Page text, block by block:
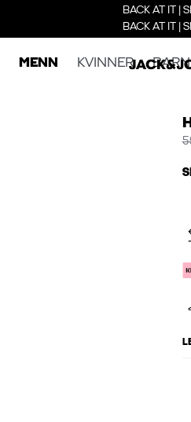
BACK AT IT |
BACK AT IT |
MENN KVINNER BARN